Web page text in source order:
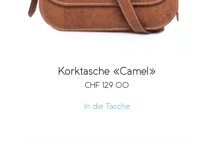
Korktasche «Camel»
CHF 129.00
In die Tasche